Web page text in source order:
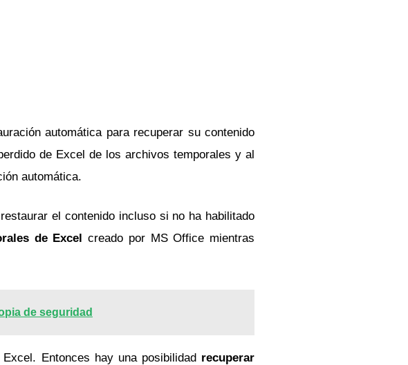
automática para recuperar su contenido
de Excel de los archivos temporales y al
automática.
el contenido incluso si no ha habilitado
de Excelcreado por MS Office mientras
de seguridad
Entonces hay una posibilidad recuperar